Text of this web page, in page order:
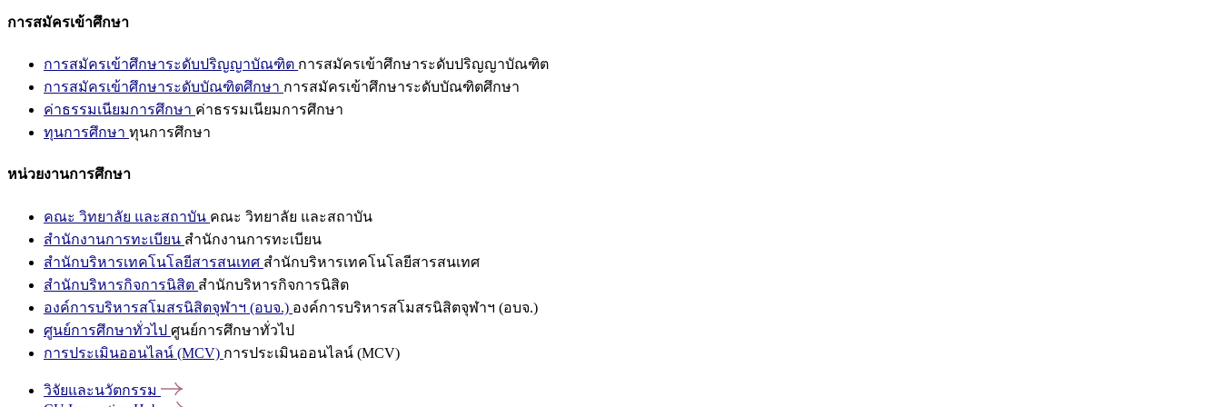
การสมัครเข้าศึกษา
การสมัครเข้าศึกษาระดับปริญญาบัณฑิต การสมัครเข้าศึกษาระดับปริญญาบัณฑิต
การสมัครเข้าศึกษาระดับบัณฑิตศึกษา การสมัครเข้าศึกษาระดับบัณฑิตศึกษา
ค่าธรรมเนียมการศึกษา ค่าธรรมเนียมการศึกษา
ทุนการศึกษา ทุนการศึกษา
หน่วยงานการศึกษา
คณะ วิทยาลัย และสถาบัน คณะ วิทยาลัย และสถาบัน
สำนักงานการทะเบียน สำนักงานการทะเบียน
สำนักบริหารเทคโนโลยีสารสนเทศ สำนักบริหารเทคโนโลยีสารสนเทศ
สำนักบริหารกิจการนิสิต สำนักบริหารกิจการนิสิต
องค์การบริหารสโมสรนิสิตจุฬาฯ (อบจ.) องค์การบริหารสโมสรนิสิตจุฬาฯ (อบจ.)
ศูนย์การศึกษาทั่วไป ศูนย์การศึกษาทั่วไป
การประเมินออนไลน์ (MCV) การประเมินออนไลน์ (MCV)
วิจัยและนวัตกรรม